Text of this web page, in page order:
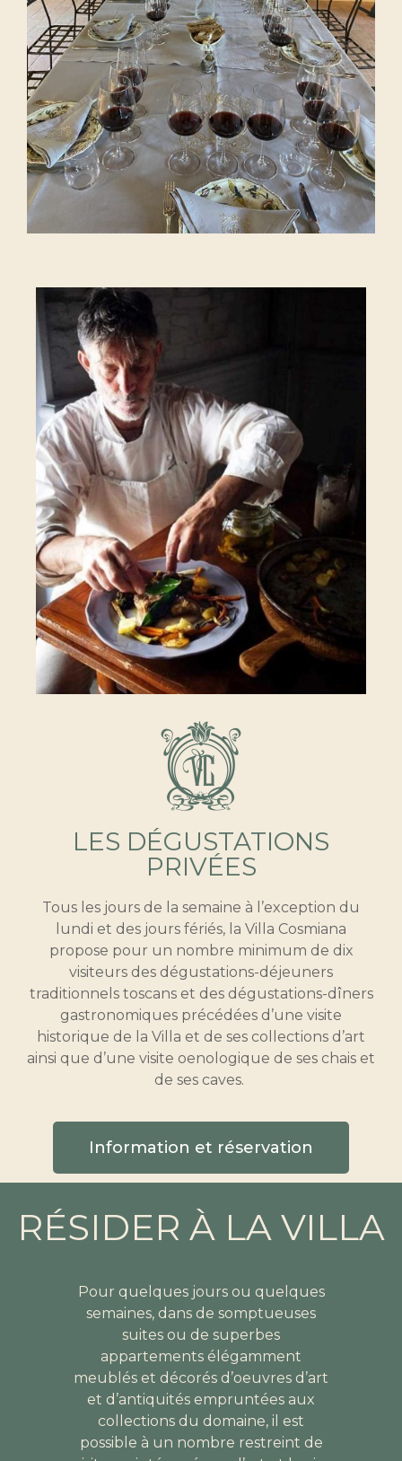
LES DÉGUSTATIONS
PRIVÉES
Tous les jours de la semaine à l’exception du
lundi et des jours fériés, la Villa Cosmiana
propose pour un nombre minimum de dix
visiteurs des dégustations-déjeuners
traditionnels toscans et des dégustations-dîners
gastronomiques précédées d’une visite
historique de la Villa et de ses collections d’art
ainsi que d’une visite oenologique de ses chais et
de ses caves.
Information et réservation
RÉSIDER À LA VILLA
Pour quelques jours ou quelques
semaines, dans de somptueuses
suites ou de superbes
appartements élégamment
meublés et décorés d’oeuvres d’art
et d’antiquités empruntées aux
collections du domaine, il est
possible à un nombre restreint de